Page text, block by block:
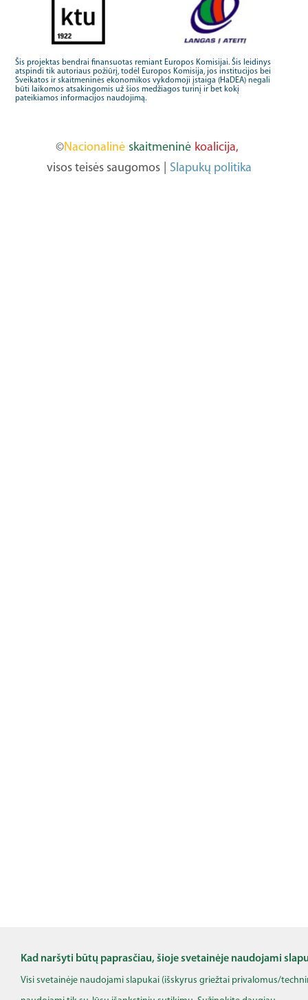
Šis projektas bendrai finansuotas remiant Europos Komisijai. Šis leidinys
atspindi tik autoriaus požiūrį, todėl Europos Komisija, jos institucijos bei
Sveikatos ir skaitmeninės ekonomikos vykdomoji įstaiga (HaDEA) negali
būti laikomos atsakingomis už šios medžiagos turinį ir bet kokį
pateikiamos informacijos naudojimą.
©Nacionalinė skaitmeninė koalicija,
visos teisės saugomos
Slapukų politika
Kad naršyti būtų paprasčiau, šioje svetainėje naudojami
Visi svetainėje naudojami slapukai (išskyrus griežtai privalomus/